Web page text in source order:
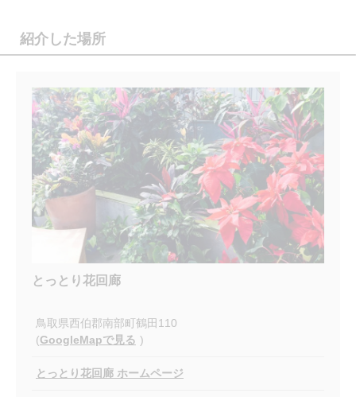
紹介した場所
とっとり花回廊
鳥取県西伯郡南部町鶴田110
(GoogleMapで見る )
とっとり花回廊 ホームページ